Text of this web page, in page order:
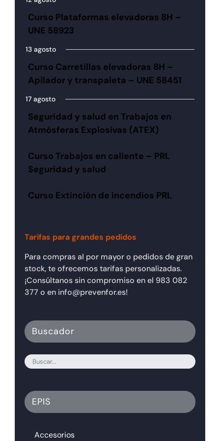
Curso Plataformas elevadoras 8H –
UNE 58923
13 agosto
Curso Carretillas elevadoras 8H –
Apilador y transpaleta – UNE 58451
17 agosto
Seguridad y salud en Trabajos en
Atmósferas Explosivas (ATEX)
Curso Trabajos en caliente – PRL
Seguridad y salud
Curso Extinción de incendios PRL
Tarifas para grandes pedidos
Para compras al por mayor o pedidos de gran
stock, te ofrecemos tarifas personalizadas.
¡Consúltanos sin compromiso en el 983 082
377 o en info@prevenfor.es!
Buscador
EPIS
Accesorios